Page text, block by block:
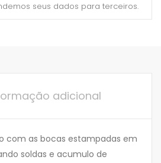
seus dados para terceiros.
adicional
com as bocas estampadas em
soldas e acumulo de